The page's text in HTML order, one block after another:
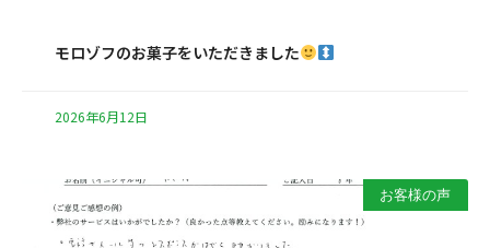
モロゾフのお菓子をいただきました
2026年6月12日
お客様の声